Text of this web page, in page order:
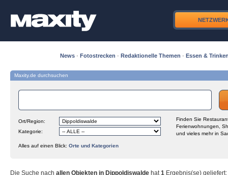
News · Fotostrecken · Redaktionelle Themen · Essen &
Maxity.de durchsuchen
Ort/Region:
Kategorie:
Finden Sie
Ferienwohnungen,
und vieles mehr in
Alles auf einen Blick: Orte und Kategorien
Die Suche nach allen Objekten in Dippoldiswalde hat1 Ergebnis(se) geliefert: